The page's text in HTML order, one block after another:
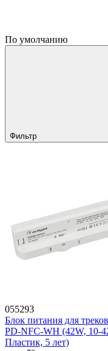
По умолчанию
Фильтр
055293
Блок питания для
PD-NFC-WH (42W, 10-
Пластик, 5 лет)